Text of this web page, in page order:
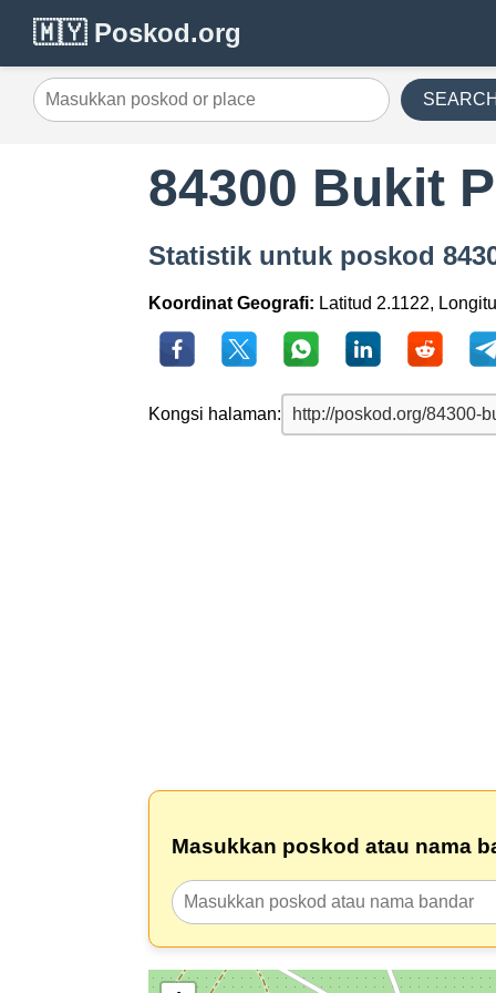
🇲🇾 Poskod.org
84300 Bukit
Statistik untuk poskod
Koordinat Geografi: Latitud 2.1122,
Kongsi halaman:
Masukkan poskod atau nama